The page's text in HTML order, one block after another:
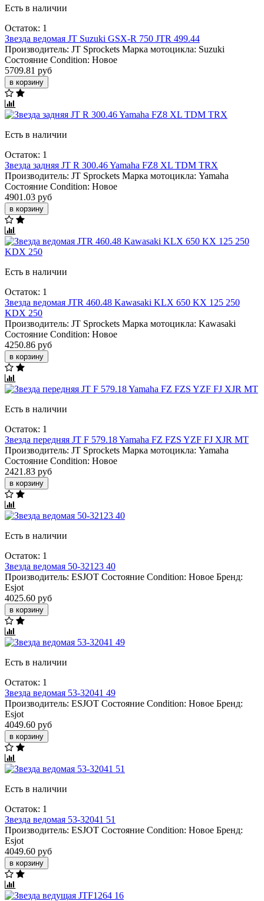
Есть в наличии
Остаток: 1
Звезда ведомая JT Suzuki GSX-R 750 JTR 499.44
Производитель: JT Sprockets Марка мотоцикла: Suzuki
Состояние Condition: Новое
5709.81 руб
в корзину
Есть в наличии
Остаток: 1
Звезда задняя JT R 300.46 Yamaha FZ8 XL TDM TRX
Производитель: JT Sprockets Марка мотоцикла: Yamaha
Состояние Condition: Новое
4901.03 руб
в корзину
Есть в наличии
Остаток: 1
Звезда ведомая JTR 460.48 Kawasaki KLX 650 KX 125 250
KDX 250
Производитель: JT Sprockets Марка мотоцикла: Kawasaki
Состояние Condition: Новое
4250.86 руб
в корзину
Есть в наличии
Остаток: 1
Звезда передняя JT F 579.18 Yamaha FZ FZS YZF FJ XJR MT
Производитель: JT Sprockets Марка мотоцикла: Yamaha
Состояние Condition: Новое
2421.83 руб
в корзину
Есть в наличии
Остаток: 1
Звезда ведомая 50-32123 40
Производитель: ESJOT Состояние Condition: Новое Бренд:
Esjot
4025.60 руб
в корзину
Есть в наличии
Остаток: 1
Звезда вeдомая 53-32041 49
Производитель: ESJOT Состояние Condition: Новое Бренд:
Esjot
4049.60 руб
в корзину
Есть в наличии
Остаток: 1
Звезда вeдомая 53-32041 51
Производитель: ESJOT Состояние Condition: Новое Бренд:
Esjot
4049.60 руб
в корзину